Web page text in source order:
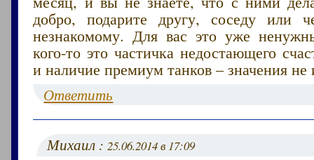
добро, подарите другу, соседу или
незнакомому. Для вас это уже
кого-то это частичка недостающего
и наличие премиум танков – значения не
Ответить
Михаил :25.06.2014 в 17:09